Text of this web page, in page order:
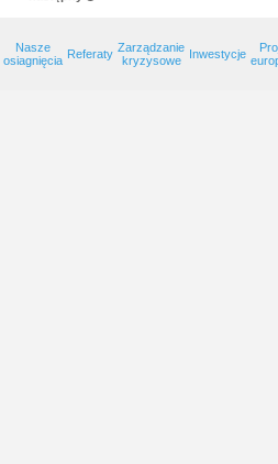
Nasze
osiagnięcia Referaty Zarządzanie
kryzysowe
Inwestycje